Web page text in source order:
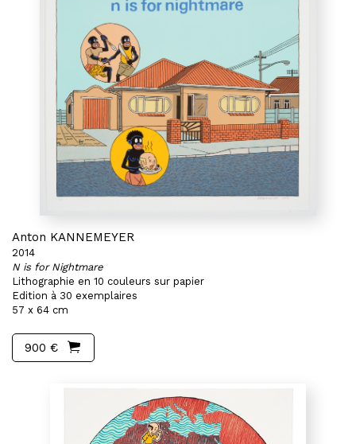
Anton KANNEMEYER
2014
N is for Nightmare
Lithographie en 10 couleurs sur papier
Edition à 30 exemplaires
57 x 64 cm
900 €